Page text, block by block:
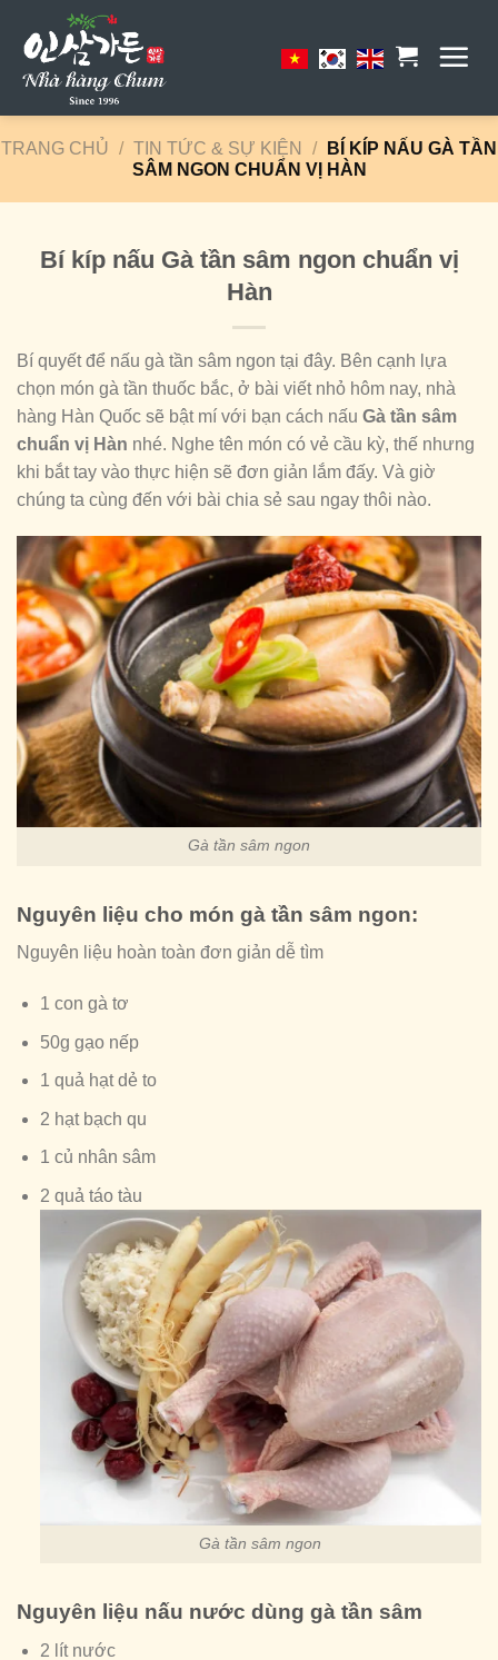
content
TRANG CHỦ / TIN TỨC & SỰ KIỆN /
BÍ KÍP NẤU GÀ TẦN
SÂM NGON CHUẨN VỊ HÀN
Bí kíp nấu Gà tần sâm ngon chuẩn vị
Hàn
Bí quyết để nấu gà tần sâm ngon tại đây. Bên cạnh lựa
chọn món gà tần thuốc bắc, ở bài viết nhỏ hôm nay, nhà
hàng Hàn Quốc sẽ bật mí với bạn cách nấu Gà tần sâm
chuẩn vị Hàn nhé. Nghe tên món có vẻ cầu kỳ, thế nhưng
khi bắt tay vào thực hiện sẽ đơn giản lắm đấy. Và giờ
chúng ta cùng đến với bài chia sẻ sau ngay thôi nào.
Gà tần sâm ngon
Nguyên liệu cho món gà tần sâm ngon:
Nguyên liệu hoàn toàn đơn giản dễ tìm
1 con gà tơ
50g gạo nếp
1 quả hạt dẻ to
2 hạt bạch qu
1 củ nhân sâm
2 quả táo tàu
Gà tần sâm ngon
Nguyên liệu nấu nước dùng gà tần sâm
2 lít nước